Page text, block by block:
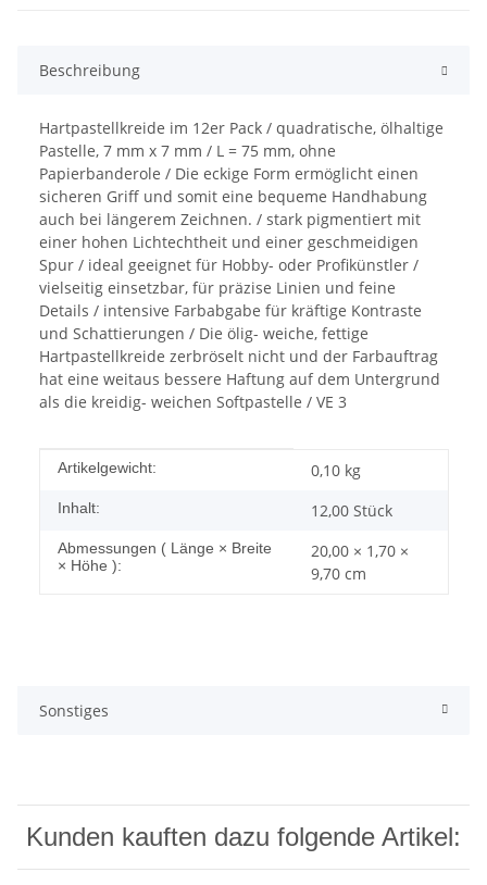
Beschreibung
Hartpastellkreide im 12er Pack / quadratische, ölhaltige
Pastelle, 7 mm x 7 mm / L = 75 mm, ohne
Papierbanderole / Die eckige Form ermöglicht einen
sicheren Griff und somit eine bequeme Handhabung
auch bei längerem Zeichnen. / stark pigmentiert mit
einer hohen Lichtechtheit und einer geschmeidigen
Spur / ideal geeignet für Hobby- oder Profikünstler /
vielseitig einsetzbar, für präzise Linien und feine
Details / intensive Farbabgabe für kräftige Kontraste
und Schattierungen / Die ölig- weiche, fettige
Hartpastellkreide zerbröselt nicht und der Farbauftrag
hat eine weitaus bessere Haftung auf dem Untergrund
als die kreidig- weichen Softpastelle / VE 3
Produkteigenschaft
Wert
Artikelgewicht: 0,10 kg
Inhalt: 12,00 Stück
Abmessungen ( Länge × Breite
× Höhe ):
20,00 × 1,70 ×
9,70 cm
Sonstiges
Kunden kauften dazu folgende Artikel: